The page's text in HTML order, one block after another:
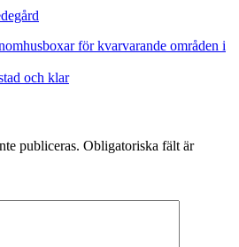
för kvarvarande områden i
och klar
publiceras. Obligatoriska fält är